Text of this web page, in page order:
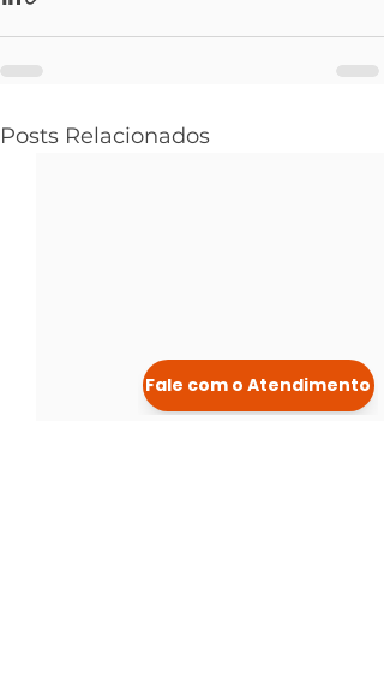
Posts Relacionados